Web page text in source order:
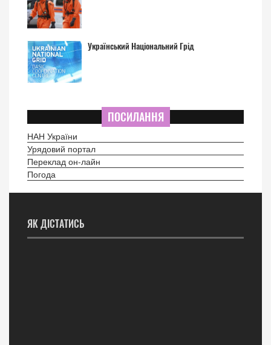
Український Національний Грід
ПОСИЛАННЯ
НАН України
Урядовий портал
Переклад он-лайн
Погода
ЯК ДІСТАТИСЬ